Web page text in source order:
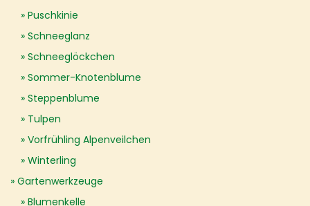
Puschkinie
Schneeglanz
Schneeglöckchen
Sommer-Knotenblume
Steppenblume
Tulpen
Vorfrühling Alpenveilchen
Winterling
Gartenwerkzeuge
Blumenkelle